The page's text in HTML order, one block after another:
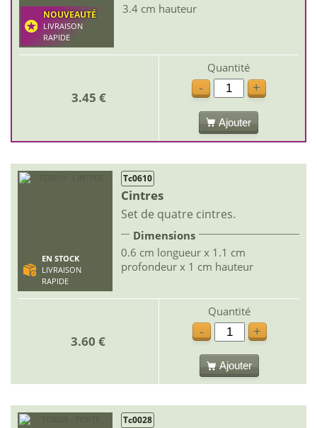
NOUVEAUTÉ
LIVRAISON
RAPIDE
3.4 cm hauteur
3.45 €
Quantité
-
+
Ajouter
EN STOCK
LIVRAISON
RAPIDE
Tc0610
Cintres
Set de quatre cintres.
Dimensions
0.6 cm longueur x 1.1 cm
profondeur x 1 cm hauteur
3.60 €
Quantité
-
+
Ajouter
Tc0028